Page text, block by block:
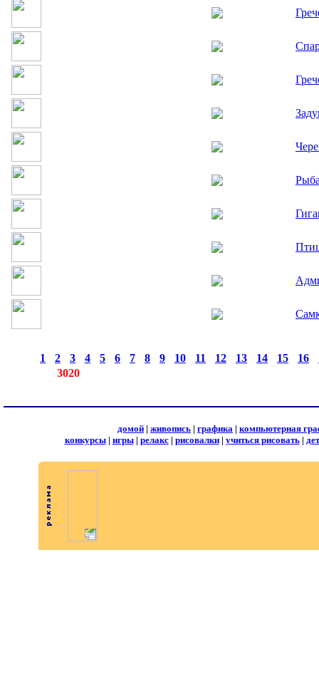
1 2 3 4 5 6 7 8 9 10 11 12 13 14 15 16
3020
домой | живопись | графика | компьютерная
конкурсы| игры| релакс| рисовалки| учиться рисовать|